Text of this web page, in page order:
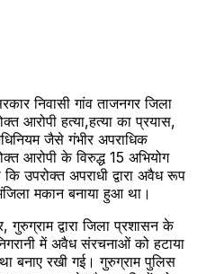
निवासी गांव ताजनगर जिला
आरोपी हत्या,हत्या का प्रयास,
जैसे गंभीर अपराधिक
आरोपी के विरुद्ध 15 अभियोग
उपरोक्त अपराधी द्वारा अवैध रूप
मकान बनाया हुआ था।
गुरुग्राम द्वारा जिला प्रशासन के
में अवैध संरचनाओं को हटाया
बनाए रखी गई। गुरुग्राम पुलिस